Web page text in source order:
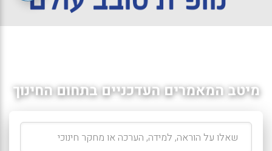
מיטב המאמרים העדכניים בתחום החינוך